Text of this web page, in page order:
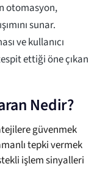
otomasyon,
sunar.
ve kullanıcı
ettiği öne çıkan
Nedir?
güvenmek
tepki vermek
işlem sinyalleri